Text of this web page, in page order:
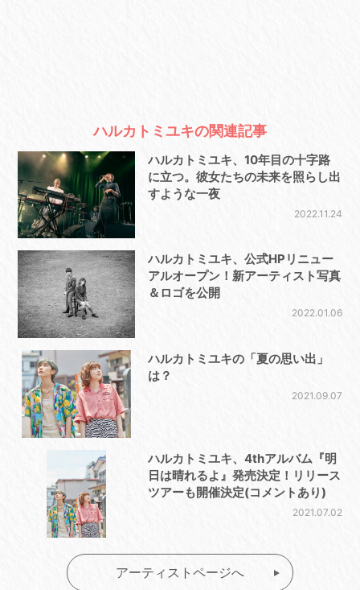
ハルカトミユキの関連記事
ハルカトミユキ、10年目の十字路
に立つ。彼女たちの未来を照らし出
すような一夜
2022.11.24
ハルカトミユキ、公式HPリニュー
アルオープン！新アーティスト写真
＆ロゴを公開
2022.01.06
ハルカトミユキの「夏の思い出」
は？
2021.09.07
ハルカトミユキ、4thアルバム『明
日は晴れるよ』発売決定！リリース
ツアーも開催決定(コメントあり)
2021.07.02
アーティストページへ